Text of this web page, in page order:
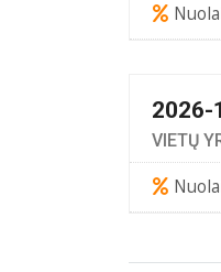
2026-
VIETŲ